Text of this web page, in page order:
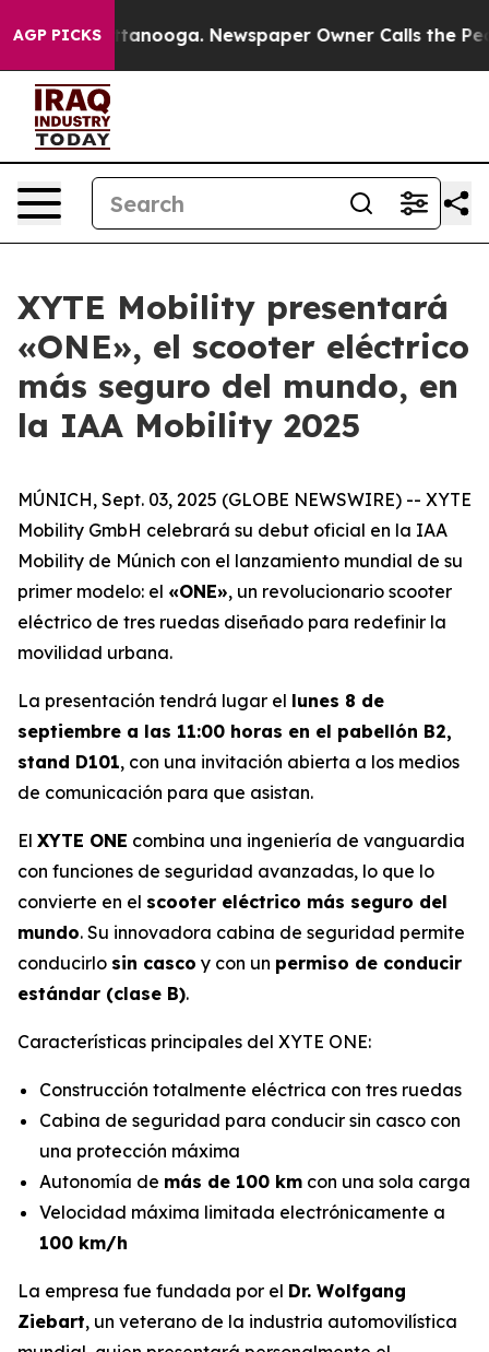
AGP PICKS
in Chattanooga. Newspaper Owner Calls the
XYTE Mobility presentará
«ONE», el scooter eléctrico
más seguro del mundo, en
la IAA Mobility 2025
MÚNICH, Sept. 03, 2025 (GLOBE NEWSWIRE) -- XYTE
Mobility GmbH celebrará su debut oficial en la IAA
Mobility de Múnich con el lanzamiento mundial de su
primer modelo: el «ONE», un revolucionario scooter
eléctrico de tres ruedas diseñado para redefinir la
movilidad urbana.
La presentación tendrá lugar el lunes 8 de
septiembre a las 11:00 horas en el pabellón B2,
stand D101, con una invitación abierta a los medios
de comunicación para que asistan.
El XYTE ONE combina una ingeniería de vanguardia
con funciones de seguridad avanzadas, lo que lo
convierte en el scooter eléctrico más seguro del
mundo. Su innovadora cabina de seguridad permite
conducirlo sin casco y con un permiso de conducir
estándar (clase B).
Características principales del XYTE ONE:
Construcción totalmente eléctrica con tres ruedas
Cabina de seguridad para conducir sin casco con
una protección máxima
Autonomía de más de 100 km con una sola carga
Velocidad máxima limitada electrónicamente a
100 km/h
La empresa fue fundada por el Dr. Wolfgang
Ziebart, un veterano de la industria automovilística